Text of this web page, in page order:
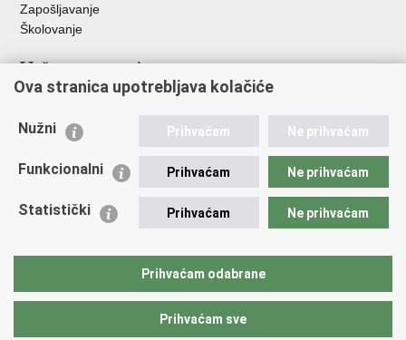
Zapošljavanje
Školovanje
Važne poveznice
Ministarstvo unutarnjih poslova
Udruge
Policijska akademija
Zaklada policijske solidarnosti
Vučetić"
Ova stranica upotrebljava kolačiće
Nužni Prihvaćam Ne prihvaćam
Funkcionalni Prihvaćam Ne prihvaćam
Statistički Prihvaćam Ne prihvaćam
Prihvaćam odabrane
Prihvaćam sve